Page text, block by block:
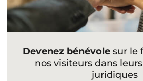
Devenez bénévolesur le
nos visiteurs dans
juridiques